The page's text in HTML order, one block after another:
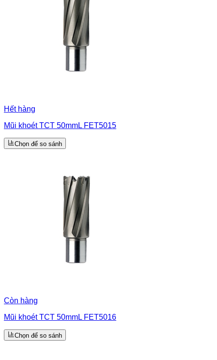
Hết hàng
Mũi khoét TCT 50mmL FET5015
Chọn để so sánh
Còn hàng
Mũi khoét TCT 50mmL FET5016
Chọn để so sánh